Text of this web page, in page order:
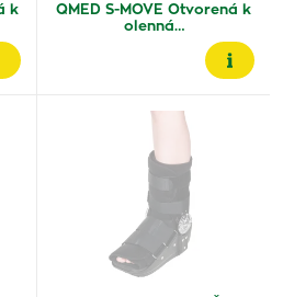
k
QMED S-MOVE Otvorená k
olenná…